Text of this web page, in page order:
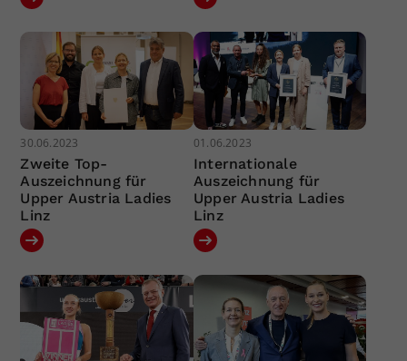
30.06.2023
Zweite Top-
Auszeichnung für
Upper Austria Ladies
Linz
01.06.2023
Internationale
Auszeichnung für
Upper Austria Ladies
Linz